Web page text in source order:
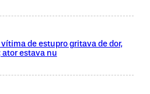
de estupro gritava de dor,
ator estava nu